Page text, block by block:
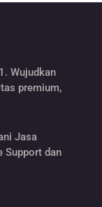
Wujudkan
premium,
Jasa
Support dan